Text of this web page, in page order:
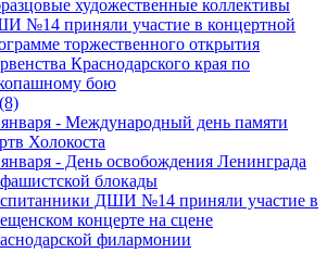
художественные коллективы
№14 приняли участие в концертной
торжественного открытия
Краснодарского края по
бою
- Международный день памяти
Холокоста
- День освобождения Ленинграда
блокады
ДШИ №14 приняли участие в
концерте на сцене
филармонии